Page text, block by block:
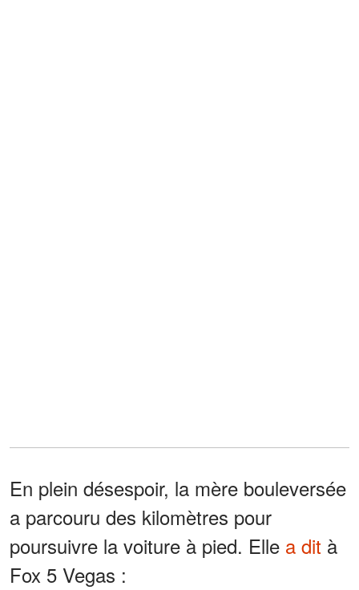
En plein désespoir, la mère bouleversée
a parcouru des kilomètres pour
poursuivre la voiture à pied. Elle a dit à
Fox 5 Vegas :